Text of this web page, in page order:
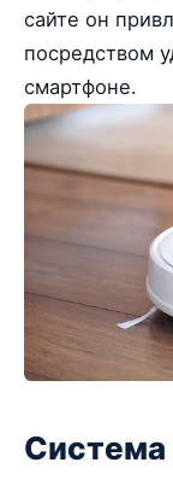
сайте он
посредством
смартфоне.
Система